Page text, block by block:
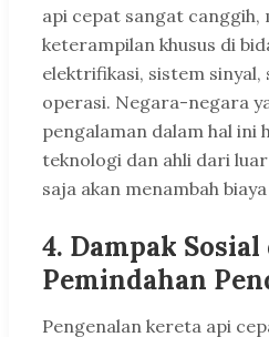
api cepat sangat canggih,
keterampilan khusus di
elektrifikasi, sistem
operasi. Negara-negara
pengalaman dalam hal ini
teknologi dan ahli dari
saja akan menambah
4. Dampak Sosial
Pemindahan
Pengenalan kereta api